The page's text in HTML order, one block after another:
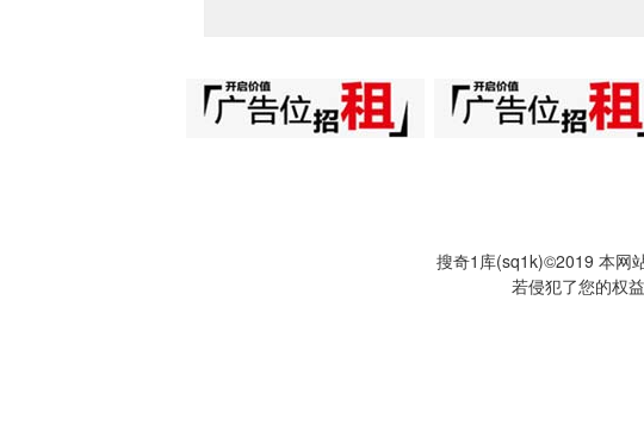
搜奇1库(sq1k)©2019 本网
若侵犯了您的权